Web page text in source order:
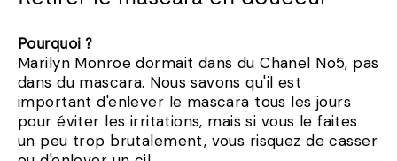
Pourquoi ?
Marilyn Monroe dormait dans du Chanel No5, pas
dans du mascara. Nous savons qu'il est
important d'enlever le mascara tous les jours
pour éviter les irritations, mais si vous le faites
un peu trop brutalement, vous risquez de casser